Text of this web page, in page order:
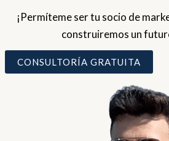
¡Permíteme ser tu socio de
construiremos un
CONSULTORÍA GRATUITA